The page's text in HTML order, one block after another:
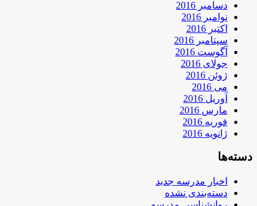
دسامبر 2016
نوامبر 2016
اکتبر 2016
سپتامبر 2016
آگوست 2016
جولای 2016
ژوئن 2016
می 2016
آوریل 2016
مارس 2016
فوریه 2016
ژانویه 2016
دسته‌ها
اخبار مدرسه جدید
دسته‌بندی نشده